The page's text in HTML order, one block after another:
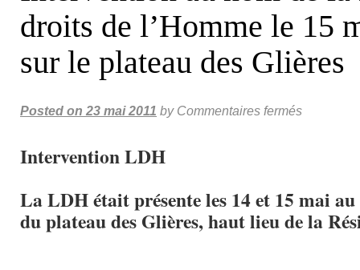
droits de l’Homme le 15
sur le plateau des Glières
Posted on 23 mai 2011 by Commentaires fermés
Intervention LDH
La LDH était présente les 14 et 15 mai
du plateau des Glières, haut lieu de la